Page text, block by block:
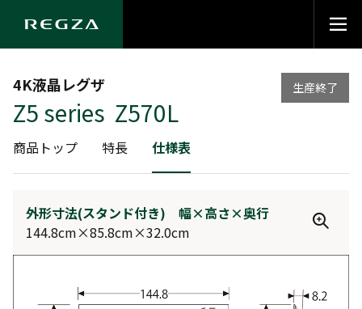
4K液晶レグザ
Z5 series Z570L
生産終了
商品トップ 特長 仕様表
外形寸法(スタンド付き) 幅×高さ×奥行
144.8cm×85.8cm×32.0cm